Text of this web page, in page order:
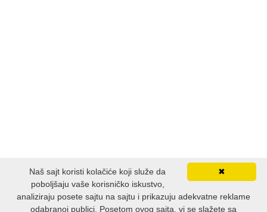
✖
Naš sajt koristi kolačiće koji služe da
poboljšaju vaše korisničko iskustvo,
analiziraju posete sajtu na sajtu i prikazuju adekvatne reklame
odabranoj publici. Posetom ovog sajta, vi se slažete sa